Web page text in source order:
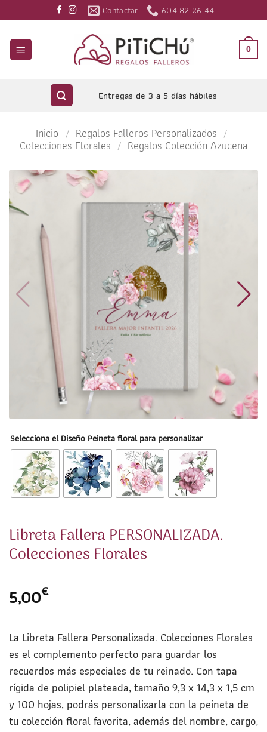
al
contenido
Contactar 604 82 26 44
0
Entregas de 3 a 5 días hábiles
Inicio / Regalos Falleros Personalizados /
Colecciones Florales / Regalos Colección Azucena
Libreta Fallera PERSONALIZADA.
Colecciones Florales
5,00€
La Libreta Fallera Personalizada. Colecciones Florales
es el complemento perfecto para guardar los
recuerdos más especiales de tu reinado. Con tapa
rígida de polipiel plateada, tamaño 9,3 x 14,3 x 1,5 cm
y 100 hojas, podrás personalizarla con la peineta de
tu colección floral favorita, además del nombre, cargo,
Selecciona el Diseño Peineta floral para personalizar